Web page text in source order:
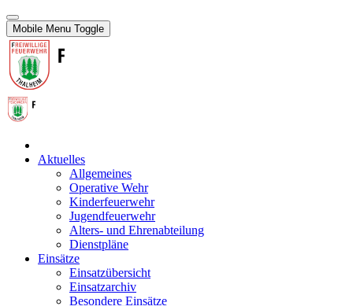
Mobile Menu Toggle
Aktuelles
Allgemeines
Operative Wehr
Kinderfeuerwehr
Jugendfeuerwehr
Alters- und Ehrenabteilung
Dienstpläne
Einsätze
Einsatzübersicht
Einsatzarchiv
Besondere Einsätze